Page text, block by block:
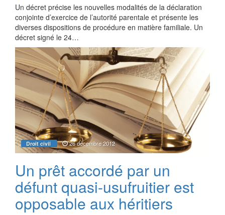
Un décret précise les nouvelles modalités de la déclaration
conjointe d’exercice de l’autorité parentale et présente les
diverses dispositions de procédure en matière familiale. Un
décret signé le 24…
Droit civil 26 décembre 2012
Un prêt accordé par un
défunt quasi-usufruitier est
opposable aux héritiers